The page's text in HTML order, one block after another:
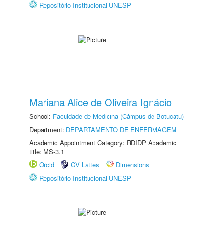
Repositório Institucional UNESP
Mariana Alice de Oliveira Ignácio
School: Faculdade de Medicina (Câmpus de Botucatu)
Department: DEPARTAMENTO DE ENFERMAGEM
Academic Appointment Category: RDIDP Academic
title: MS-3.1
Orcid
CV Lattes
Dimensions
Repositório Institucional UNESP